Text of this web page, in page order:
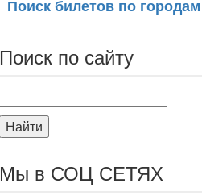
Поиск билетов по городам
Поиск по сайту
Найти
Мы в СОЦ СЕТЯХ